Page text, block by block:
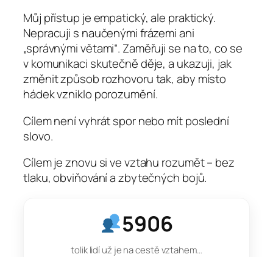
Můj přístup je empatický, ale praktický.
Nepracuji s naučenými frázemi ani
„správnými větami“. Zaměřuji se na to, co se
v komunikaci skutečně děje, a ukazuji, jak
změnit způsob rozhovoru tak, aby místo
hádek vzniklo porozumění.
Cílem není vyhrát spor nebo mít poslední
slovo.
Cílem je znovu si ve vztahu rozumět – bez
tlaku, obviňování a zbytečných bojů.
5906
tolik lidí už je na cestě vztahem…